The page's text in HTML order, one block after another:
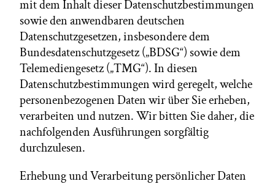
mit dem Inhalt dieser Datenschutzbestimmungen
sowie den anwendbaren deutschen
Datenschutzgesetzen, insbesondere dem
Bundesdatenschutzgesetz („BDSG“) sowie dem
Telemediengesetz („TMG“). In diesen
Datenschutzbestimmungen wird geregelt, welche
personenbezogenen Daten wir über Sie erheben,
verarbeiten und nutzen. Wir bitten Sie daher, die
nachfolgenden Ausführungen sorgfältig
durchzulesen.
Erhebung und Verarbeitung persönlicher Daten